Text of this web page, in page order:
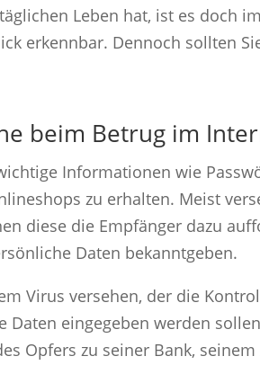
Leben hat, ist es doch
erkennbar. Dennoch sollten
beim Betrug im
Informationen wie
zu erhalten. Meist
diese die Empfänger dazu
Daten bekanntgeben.
Virus versehen, der die
eingegeben werden
Opfers zu seiner Bank,